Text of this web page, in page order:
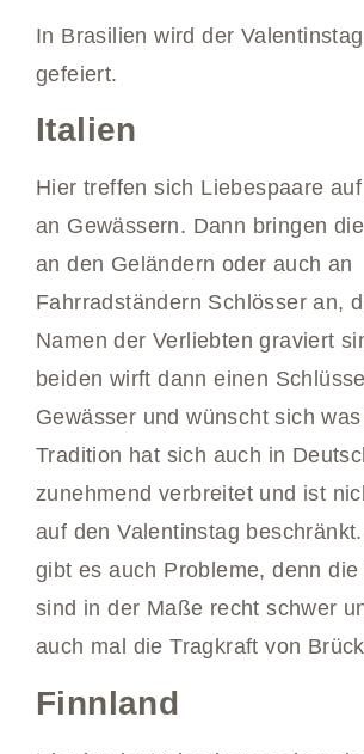
In Brasilien wird der
gefeiert.
Italien
Hier treffen sich Liebespaare
an Gewässern. Dann bringen
an den Geländern oder auch an
Fahrradständern Schlösser an,
Namen der Verliebten graviert
beiden wirft dann einen
Gewässer und wünscht sich
Tradition hat sich auch in
zunehmend verbreitet und ist
auf den Valentinstag
gibt es auch Probleme, denn
sind in der Maße recht schwer
auch mal die Tragkraft von
Finnland